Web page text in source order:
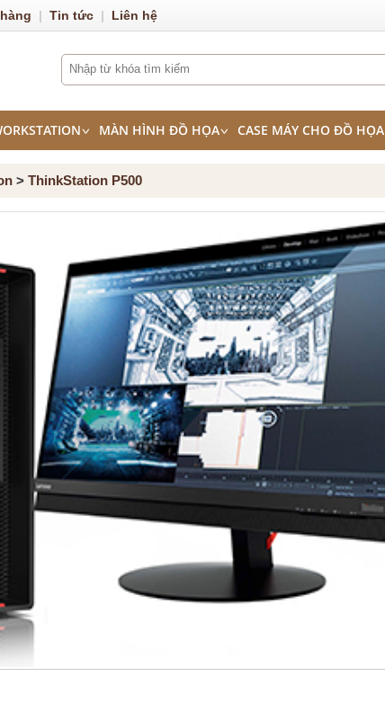
MÀN HÌNH ĐỒ HỌA CASE MÁY CHO ĐỒ HỌA
> ThinkStation P500
| Tin tức | Liên hệ